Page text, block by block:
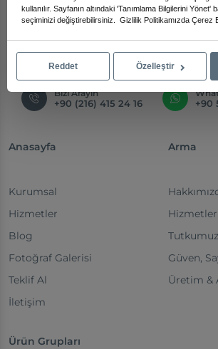
Arma Elektronik 45 Yıldır Elektronik ve
hizmet eden bir üreticidir.
Bize Hemen Ulaşın!
Bizi Arayın
+90 (216) 415 24 16 +90
Anasayfa
Kurumsal
Hizmetler
Blog
Fotoğraf Galerisi
Teklif Al
İletişim
Arma
Hizmetler
Güven,
Üretim &
Ürün Grupları
kullanılır. Sayfanın altındaki 'Tanımlama Bilgilerini Yönet'
seçiminizi değiştirebilirsiniz. Gizlilik Politikamızda Çerez
Reddet Özelleştir